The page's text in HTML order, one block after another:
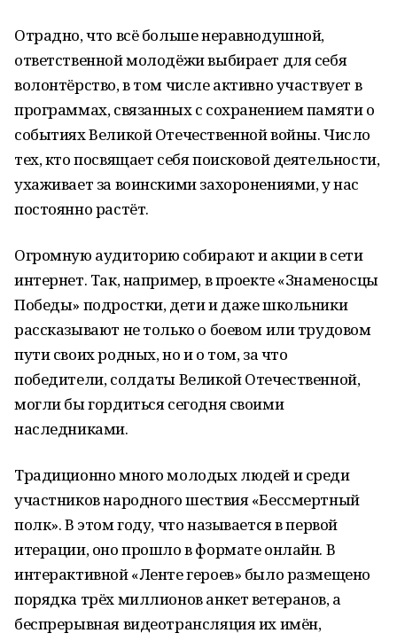
Отрадно, что всё больше неравнодушной,
ответственной молодёжи выбирает для себя
волонтёрство, в том числе активно участвует в
программах, связанных с сохранением памяти о
событиях Великой Отечественной войны. Число
тех, кто посвящает себя поисковой деятельности,
ухаживает за воинскими захоронениями, у нас
постоянно растёт.
Огромную аудиторию собирают и акции в сети
интернет. Так, например, в проекте «Знаменосцы
Победы» подростки, дети и даже школьники
рассказывают не только о боевом или трудовом
пути своих родных, но и о том, за что
победители, солдаты Великой Отечественной,
могли бы гордиться сегодня своими
наследниками.
Традиционно много молодых людей и среди
участников народного шествия «Бессмертный
полк». В этом году, что называется в первой
итерации, оно прошло в формате онлайн. В
интерактивной «Ленте героев» было размещено
порядка трёх миллионов анкет ветеранов, а
беспрерывная видеотрансляция их имён,